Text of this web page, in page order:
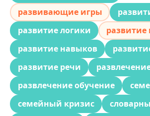
развивающие игры
развитие логики
развитие навыков
развитие речи
развлечение обучение
семейный кризис